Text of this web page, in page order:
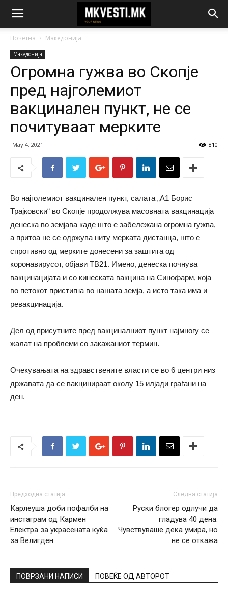
Почетна Македонија
Македонија
Огромна гужва во Скопје
пред најголемиот
вакцинален пункт, не се
почитуваат мерките
May 4, 2021 810
Во најголемиот вакцинален пункт, салата „А1 Борис
Трајковски“ во Скопје продолжува масовната вакцинација
денеска во земјава каде што е забележана огромна гужва,
а притоа не се одржува ниту мерката дистанца, што е
спротивно од мерките донесени за заштита од
коронавирусот, објави ТВ21. Имено, денеска почнува
вакцинацијата и со кинеската вакцина на Синофарм, која
во петокот пристигна во нашата земја, а исто така има и
ревакцинација.
Дел од присутните пред вакциналниот пункт најмногу се
жалат на проблеми со закажаниот термин.
Очекувањата на здравствените власти се во 6 центри низ
државата да се вакцинираат околу 15 илјади граѓани на
ден.
Предходна статија
Карлеуша доби пофалби на
инстаграм од Кармен
Електра за украсената куќа
за Велигден
Следна статија
Руски блогер одлучи да
гладува 40 дена:
Чувствуваше дека умира, но
не се откажа
ПОВРЗАНИ НАПИСИ ПОВЕЌЕ ОД АВТОРОТ